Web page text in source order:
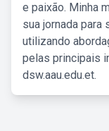
e paixão. Minha
sua jornada para
utilizando
pelas principais
dsw.aau.edu.et.